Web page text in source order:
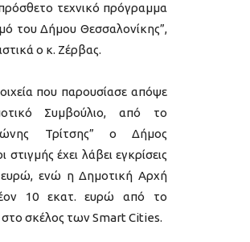
τεχνικό πρόγραμμα
του Δήμου Θεσσαλονίκης”,
ο κ. Ζέρβας.
που παρουσίασε απόψε
Συμβούλιο, από το
Τρίτσης” ο Δήμος
έχει λάβει εγκρίσεις
ευρώ, ενώ η Δημοτική Αρχή
10 εκατ. ευρώ από το
σκέλος των Smart Cities.